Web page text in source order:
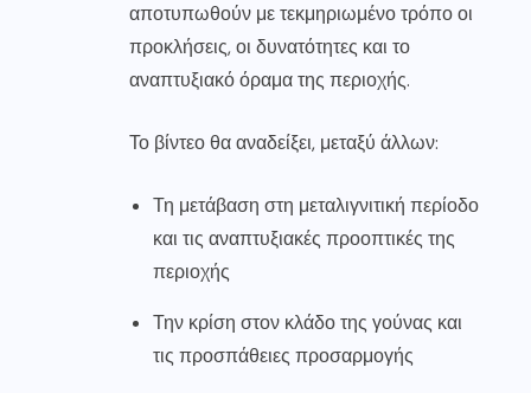
αποτυπωθούν με τεκμηριωμένο τρόπο οι
προκλήσεις, οι δυνατότητες και το
αναπτυξιακό όραμα της περιοχής.
Το βίντεο θα αναδείξει, μεταξύ άλλων:
Τη μετάβαση στη μεταλιγνιτική περίοδο
και τις αναπτυξιακές προοπτικές της
περιοχής
Την κρίση στον κλάδο της γούνας και
τις προσπάθειες προσαρμογής